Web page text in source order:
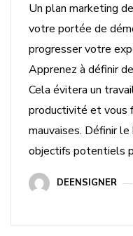
Un plan marketing
votre portée de
progresser votre
Apprenez à définir
Cela évitera un
productivité et vous
mauvaises. Définir
objectifs potentiels
DEENSIGNER